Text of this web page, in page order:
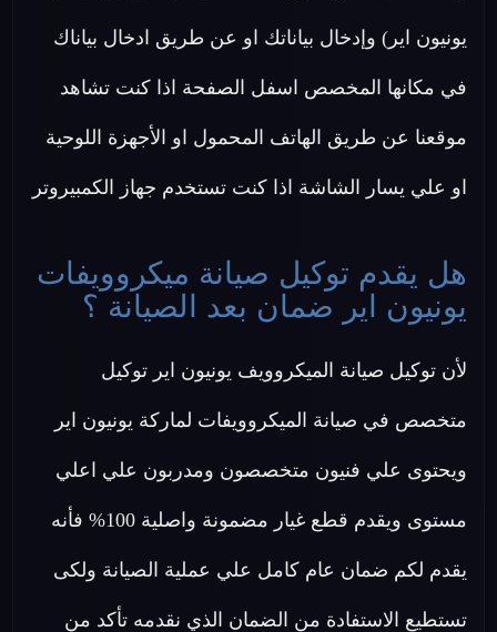
يونيون اير) وإدخال بياناتك او عن طريق ادخال بياناك
في مكانها المخصص اسفل الصفحة اذا كنت تشاهد
موقعنا عن طريق الهاتف المحمول او الأجهزة اللوحية
او علي يسار الشاشة اذا كنت تستخدم جهاز الكمبيروتر
هل يقدم توكيل صيانة ميكروويفات
يونيون اير ضمان بعد الصيانة ؟
لأن توكيل صيانة الميكروويف يونيون اير توكيل
متخصص في صيانة الميكروويفات لماركة يونيون اير
ويحتوى علي فنيون متخصصون ومدربون علي اعلي
مستوى ويقدم قطع غيار مضمونة واصلية 100% فأنه
يقدم لكم ضمان عام كامل علي عملية الصيانة ولكى
تستطيع الاستفادة من الضمان الذي نقدمه تأكد من